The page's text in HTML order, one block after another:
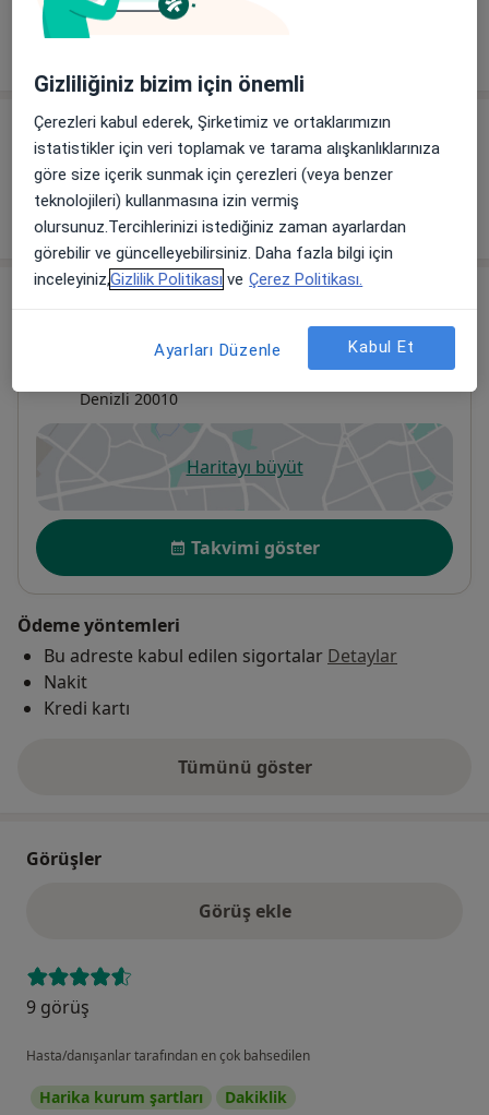
Hizmetler
Diğer Hizmetler
Randevu
Denizli Özel Denipol Hastanesi
Merkez Efendi Mahallesi 29 Ekim Bulvarı No:102,
Denizli 20010
Haritayı büyütyeni bir sekmede açılır
Uygunluk
Takvimi göster
Ödeme yöntemleri
Bu adreste kabul edilen sigortalar Detaylar
Nakit
Kredi kartı
Tümünü göster
adres hakkında
Görüşler
Görüş ekle
9 görüş
Hasta/danışanlar tarafından en çok bahsedilen
Harika kurum şartları Dakiklik
Gizliliğiniz bizim için önemli
Çerezleri kabul ederek, Şirketimiz ve ortaklarımızın
istatistikler için veri toplamak ve tarama alışkanlıklarınıza
göre size içerik sunmak için çerezleri (veya benzer
teknolojileri) kullanmasına izin vermiş
olursunuz.Tercihlerinizi istediğiniz zaman ayarlardan
görebilir ve güncelleyebilirsiniz. Daha fazla bilgi için
inceleyiniz,Gizlilik Politikası ve Çerez Politikası.
Ayarları Düzenle Kabul Et